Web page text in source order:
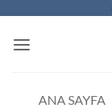
ANA SAYFA